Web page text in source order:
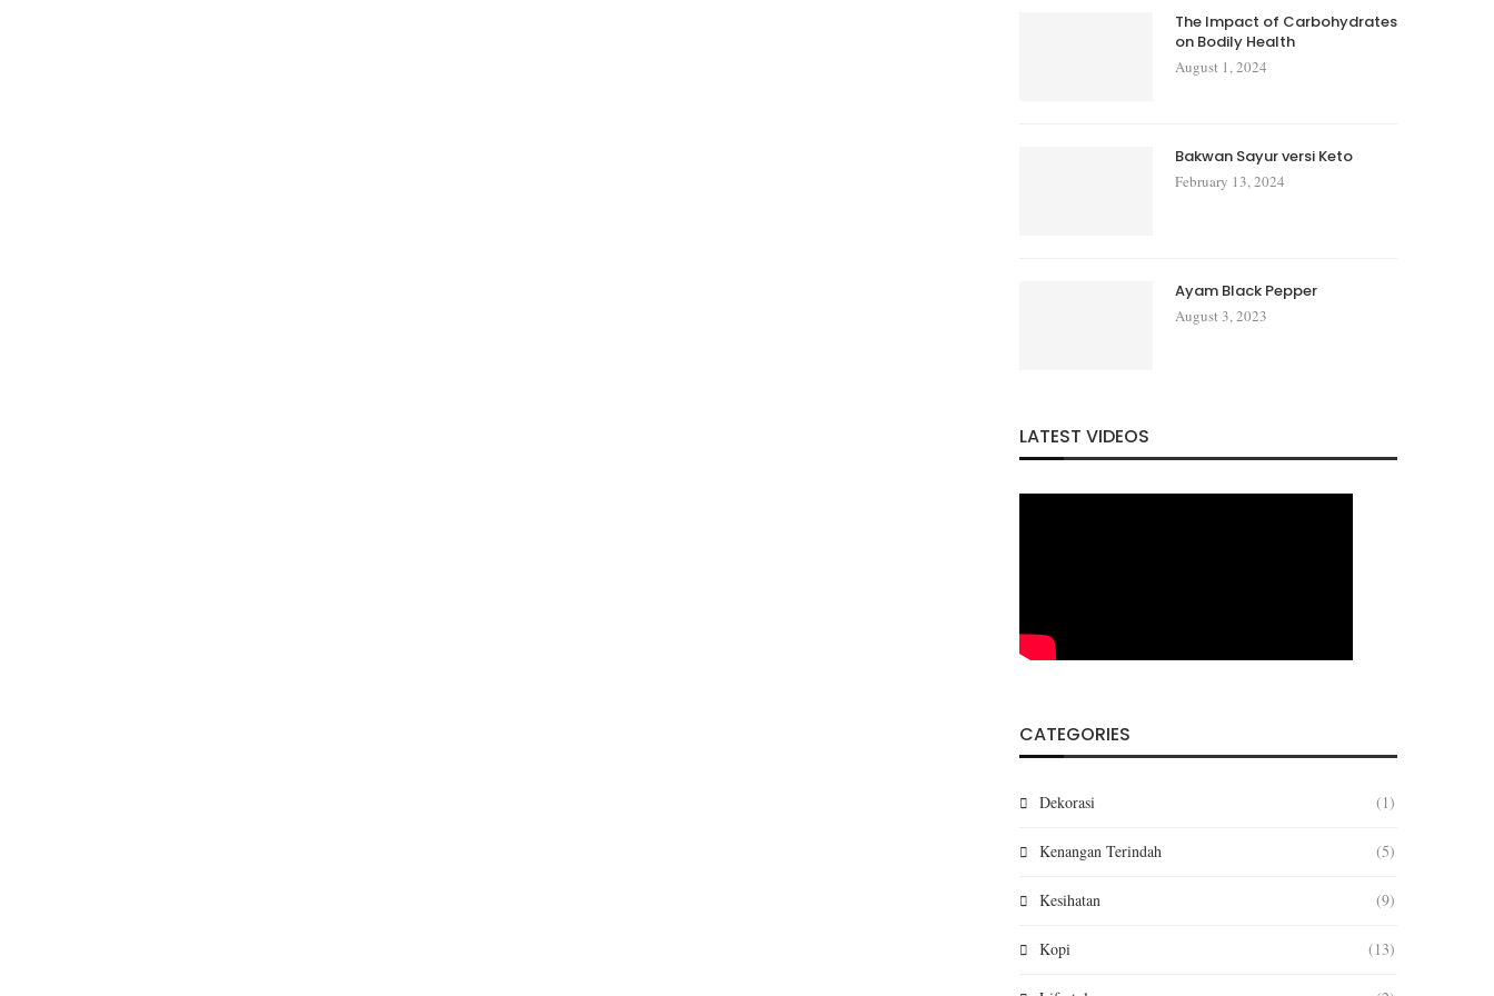
The Impact of Carbohydrates
on Bodily Health
August 1, 2024
Bakwan Sayur versi Keto
February 13, 2024
Ayam Black Pepper
August 3, 2023
LATEST VIDEOS
CATEGORIES
Dekorasi (1)
Kenangan Terindah (5)
Kesihatan (9)
Kopi (13)